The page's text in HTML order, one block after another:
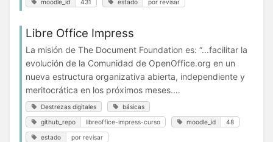
moodle_id 431 estado por revisar
Libre Office Impress
La misión de The Document Foundation es: “...facilitar la
evolución de la Comunidad de OpenOffice.org en un
nueva estructura organizativa abierta, independiente y
meritocrática en los próximos meses.…
Destrezas digitales básicas
github_repo libreoffice-impress-curso moodle_id 48
estado por revisar